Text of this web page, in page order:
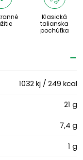
Klasická
talianska
pochúťka
1032 kj / 249 kcal
21 g
7,4 g
1 g